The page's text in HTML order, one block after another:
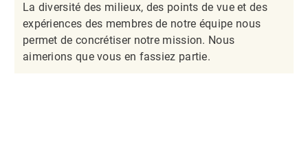
La diversité des milieux, des points de vue et des
expériences des membres de notre équipe nous
permet de concrétiser notre mission. Nous
aimerions que vous en fassiez partie.​​​​​​​